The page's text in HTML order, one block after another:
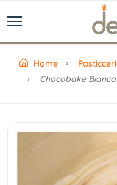
Home
Chocobake